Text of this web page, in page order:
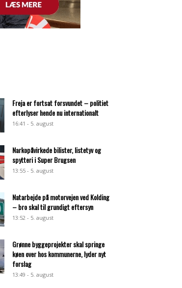
Freja er fortsat forsvundet – politiet
efterlyser hende nu internationalt
16:41 - 5. august
Narkopåvirkede bilister, listetyv og
spytteri i Super Brugsen
13:55 - 5. august
Natarbejde på motorvejen ved Kolding
– bro skal til grundigt eftersyn
13:52 - 5. august
Grønne byggeprojekter skal springe
køen over hos kommunerne, lyder nyt
forslag
13:49 - 5. august